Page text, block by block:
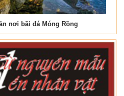
nơi bãi đá Móng Rồng